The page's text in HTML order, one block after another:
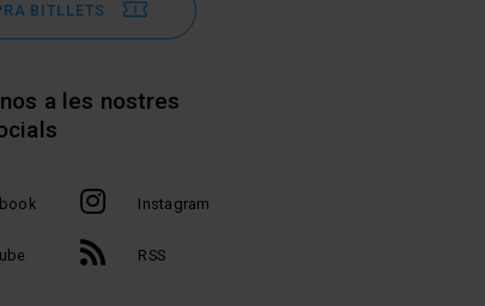
BITLLETS
a les nostres
Instagram
RSS